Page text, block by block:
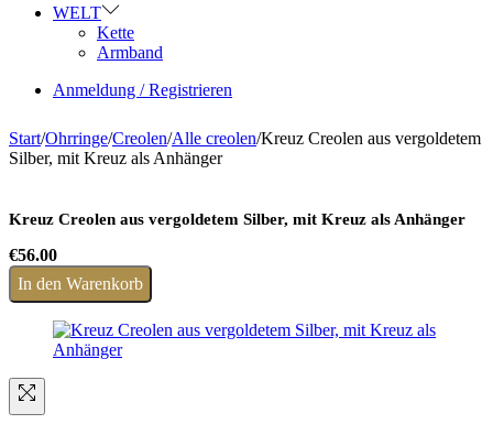
WELT
Kette
Armband
Anmeldung / Registrieren
Start/Ohrringe/Creolen/Alle creolen/Kreuz Creolen aus vergoldetem
Silber, mit Kreuz als Anhänger
Kreuz Creolen aus vergoldetem Silber, mit Kreuz als Anhänger
€56.00
In den Warenkorb